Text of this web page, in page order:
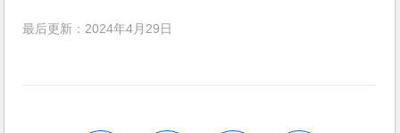
最后更新：2024年4月29日